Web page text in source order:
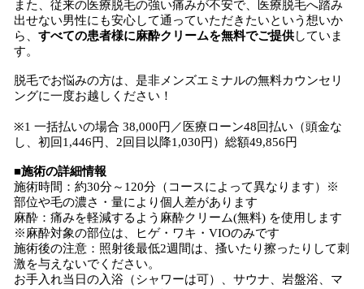
また、従来の医療脱毛の強い痛みが不安で、医療脱毛へ踏み
出せない男性にも安心して通っていただきたいという想いか
ら、 すべての患者様に麻酔クリームを無料でご提供していま
す。
脱毛でお悩みの方は、是非メンズエミナルの無料カウンセリ
ングに一度お越しください！
※1 一括払いの場合 38,000円／医療ローン48回払い（頭金な
し、初回1,446円、2回目以降1,030円）総額49,856円
■施術の詳細情報
施術時間：約30分～120分（コースによって異なります）※
部位や毛の濃さ・量により個人差があります
麻酔：痛みを軽減するよう麻酔クリーム(無料) を使用します
※麻酔対象の部位は、ヒゲ・ワキ・VIOのみです
施術後の注意：照射後最低2週間は、搔いたり擦ったりして刺
激を与えないでください。
お手入れ当日の入浴（シャワーは可）、サウナ、岩盤浴、マ